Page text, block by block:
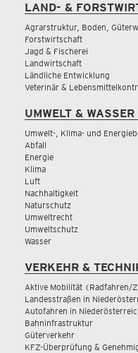
LAND- &
Agrarstruktur, Boden,
Forstwirtschaft
Jagd & Fischerei
Landwirtschaft
Ländliche Entwicklung
Veterinär &
UMWELT & WASSER
Umwelt-, Klima- und
Abfall
Energie
Klima
Luft
Nachhaltigkeit
Naturschutz
Umweltrecht
Umweltschutz
Wasser
VERKEHR &
Aktive Mobilität (Radfahren/
Landesstraßen in
Autofahren in
Bahninfrastruktur
Güterverkehr
KFZ-Überprüfung &